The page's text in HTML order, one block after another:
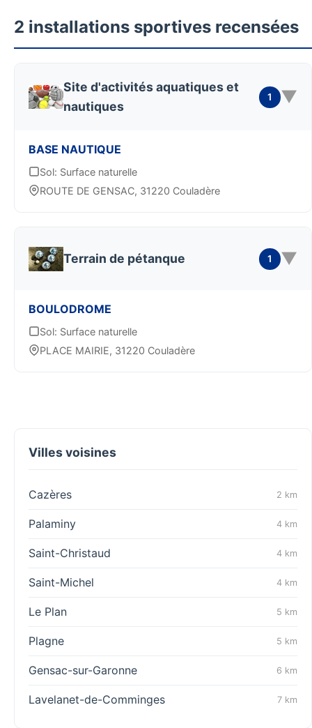
2 installations sportives recensées
Site d'activités aquatiques et
nautiques
1 ▼
BASE NAUTIQUE
Sol: Surface naturelle
ROUTE DE GENSAC, 31220 Couladère
Terrain de pétanque 1 ▼
BOULODROME
Sol: Surface naturelle
PLACE MAIRIE, 31220 Couladère
Villes voisines
Cazères 2 km
Palaminy 4 km
Saint-Christaud 4 km
Saint-Michel 4 km
Le Plan 5 km
Plagne 5 km
Gensac-sur-Garonne 6 km
Lavelanet-de-Comminges 7 km